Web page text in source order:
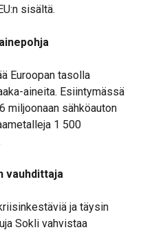
sisältä.
Euroopan tasolla
aineita. Esiintymässä
miljoonaan sähköauton
1 500
vauhdittaja
ja täysin
Sokli vahvistaa